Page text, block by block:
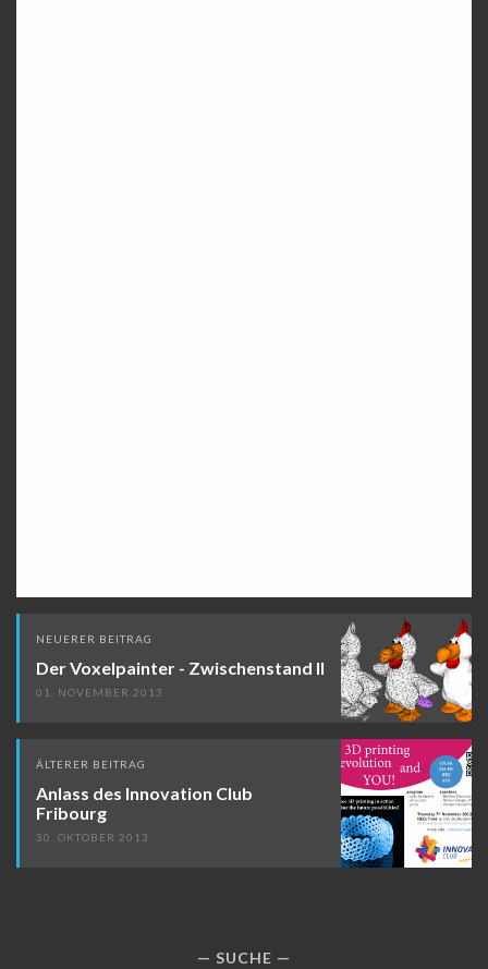
Beitragsnavigation
NEUERER BEITRAG
Der Voxelpainter - Zwischenstand II
01. NOVEMBER 2013
ÄLTERER BEITRAG
Anlass des Innovation Club
Fribourg
30. OKTOBER 2013
SUCHE